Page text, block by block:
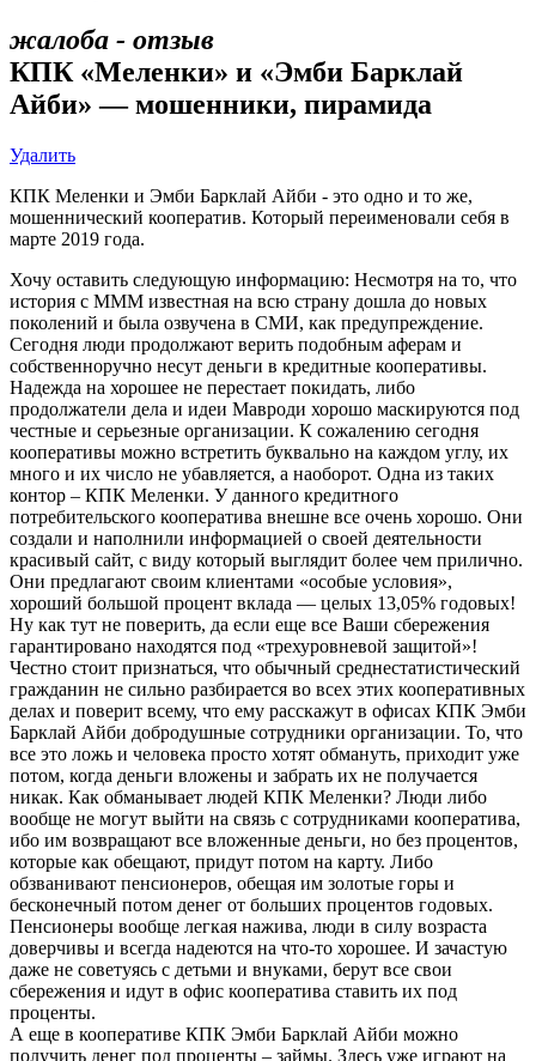
жалоба - отзыв
КПК «Меленки» и «Эмби Барклай
Айби» — мошенники, пирамида
Удалить
КПК Меленки и Эмби Барклай Айби - это одно и то же,
мошеннический кооператив. Который переименовали себя в
марте 2019 года.
Хочу оставить следующую информацию: Несмотря на то, что
история с МММ известная на всю страну дошла до новых
поколений и была озвучена в СМИ, как предупреждение.
Сегодня люди продолжают верить подобным аферам и
собственноручно несут деньги в кредитные кооперативы.
Надежда на хорошее не перестает покидать, либо
продолжатели дела и идеи Мавроди хорошо маскируются под
честные и серьезные организации. К сожалению сегодня
кооперативы можно встретить буквально на каждом углу, их
много и их число не убавляется, а наоборот. Одна из таких
контор – КПК Меленки. У данного кредитного
потребительского кооператива внешне все очень хорошо. Они
создали и наполнили информацией о своей деятельности
красивый сайт, с виду который выглядит более чем прилично.
Они предлагают своим клиентами «особые условия»,
хороший большой процент вклада — целых 13,05% годовых!
Ну как тут не поверить, да если еще все Ваши сбережения
гарантировано находятся под «трехуровневой защитой»!
Честно стоит признаться, что обычный среднестатистический
гражданин не сильно разбирается во всех этих кооперативных
делах и поверит всему, что ему расскажут в офисах КПК Эмби
Барклай Айби добродушные сотрудники организации. То, что
все это ложь и человека просто хотят обмануть, приходит уже
потом, когда деньги вложены и забрать их не получается
никак. Как обманывает людей КПК Меленки? Люди либо
вообще не могут выйти на связь с сотрудниками кооператива,
ибо им возвращают все вложенные деньги, но без процентов,
которые как обещают, придут потом на карту. Либо
обзванивают пенсионеров, обещая им золотые горы и
бесконечный потом денег от больших процентов годовых.
Пенсионеры вообще легкая нажива, люди в силу возраста
доверчивы и всегда надеются на что-то хорошее. И зачастую
даже не советуясь с детьми и внуками, берут все свои
сбережения и идут в офис кооператива ставить их под
проценты.
А еще в кооперативе КПК Эмби Барклай Айби можно
получить денег под проценты – займы. Здесь уже играют на